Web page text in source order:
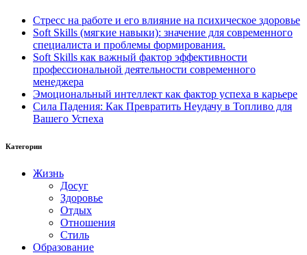
Стресс на работе и его влияние на психическое здоровье
Soft Skills (мягкие навыки): значение для современного
специалиста и проблемы формирования.
Soft Skills как важный фактор эффективности
профессиональной деятельности современного
менеджера
Эмоциональный интеллект как фактор успеха в карьере
Сила Падения: Как Превратить Неудачу в Топливо для
Вашего Успеха
Категории
Жизнь
Досуг
Здоровье
Отдых
Отношения
Стиль
Образование